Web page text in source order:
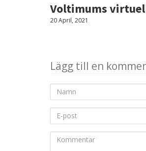
Voltimums
20 April, 2021
Lägg till en
Namn
post
Kommentar